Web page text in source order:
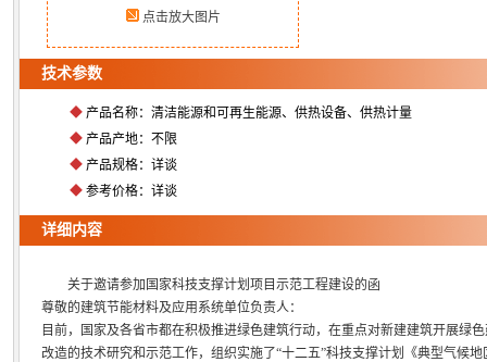
点击放大图片
技术参数
◆ 产品名称：清洁能源和可再生能源、供热设备、供热计量
◆ 产品产地：不限
◆ 产品规格：详谈
◆ 参考价格：详谈
详细内容
关于邀请参加国家科技支撑计划项目示范工程建设的函
尊敬的建筑节能材料及应用系统单位负责人：
目前，国家及各省市都在积极推进绿色建筑行动，在重点对新建建筑开展绿
改造的技术研究和示范工作，组织实施了“十二五”科技支撑计划《典型气候